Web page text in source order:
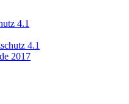
4.1
4.1
2017